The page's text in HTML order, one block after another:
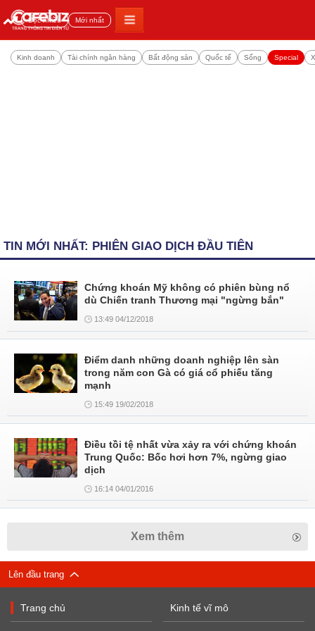
Đọc nhiều Mới nhất
Kinh doanh Tài chính ngân hàng Bất động sản Quốc tế Sống Special
TIN MỚI NHẤT: PHIÊN GIAO DỊCH ĐẦU TIÊN
Chứng khoán Mỹ không có phiên bùng nổ
dù Chiến tranh Thương mại "ngừng bắn"
13:49 04/12/2018
Điểm danh những doanh nghiệp lên sàn
trong năm con Gà có giá cổ phiếu tăng
mạnh
15:49 19/02/2018
Điều tồi tệ nhất vừa xảy ra với chứng khoán
Trung Quốc: Bốc hơi hơn 7%, ngừng giao
dịch
16:14 04/01/2016
Xem thêm
Lên đầu trang
Trang chủ Kinh tế vĩ mô